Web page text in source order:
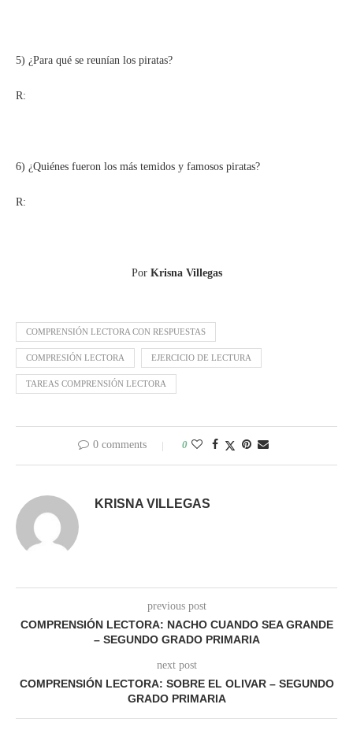
5) ¿Para qué se reunían los piratas?
R:
6) ¿Quiénes fueron los más temidos y famosos piratas?
R:
PorKrisna Villegas
COMPRENSIÓN LECTORA CON RESPUESTAS
COMPRESIÓN LECTORA EJERCICIO DE LECTURA
TAREAS COMPRENSIÓN LECTORA
0 comments 0
KRISNA VILLEGAS
previous post
COMPRENSIÓN LECTORA: NACHO CUANDO SEA GRANDE
– SEGUNDO GRADO PRIMARIA
next post
COMPRENSIÓN LECTORA: SOBRE EL OLIVAR – SEGUNDO
GRADO PRIMARIA